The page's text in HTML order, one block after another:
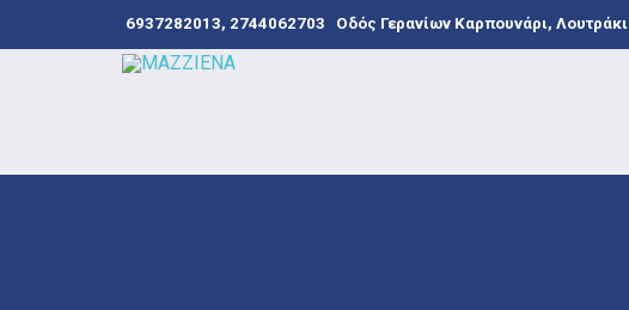
6937282013, 2744062703 Οδός Γερανίων Καρπουνάρι, Λουτράκι